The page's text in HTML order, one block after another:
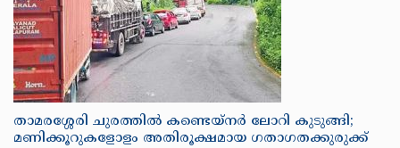
താമരശ്ശേരി ചുരത്തിൽ കണ്ടെയ്‌നർ ലോറി കുടുങ്ങി;
മണിക്കൂറുകളോളം അതിരൂക്ഷമായ ഗതാഗതക്കുരുക്ക്